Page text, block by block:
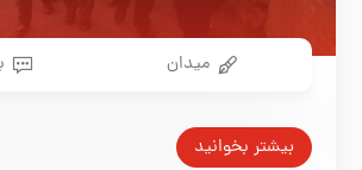
میدان
بیشتر بخوانید